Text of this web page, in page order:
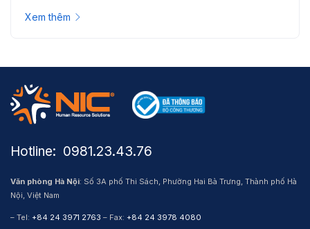
Xem thêm
Hotline: ​ 0981.23.43.76
Văn phòng Hà Nội: Số 3A phố Thi Sách, Phường Hai Bà Trưng, Thành phố Hà
Nội, Việt Nam
– Tel: +84 24 3971 2763 – Fax: +84 24 3978 4080